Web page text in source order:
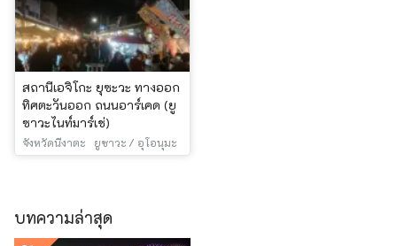
สถานีเอจิโกะ ยุซะวะ ทางออก
ทิศตะวันออก ถนนอาร์เคด (ยู
ซาวะไนท์มาร์เช่)
จังหวัดนีงาตะ ยูซาวะ / อุโอนุมะ
บทความล่าสุด